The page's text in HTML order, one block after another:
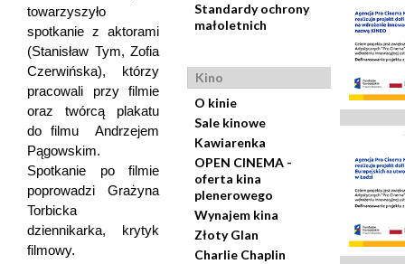
towarzyszyło
spotkanie z aktorami
(Stanisław Tym, Zofia
Czerwińska), którzy
pracowali przy filmie
oraz twórcą plakatu
do filmu  Andrzejem
Pągowskim.
Spotkanie po filmie
poprowadzi Grażyna
Torbicka 
dziennikarka, krytyk
filmowy.
Standardy ochrony
małoletnich
Kino
O kinie
Sale kinowe
Kawiarenka
OPEN CINEMA -
oferta kina
plenerowego
Wynajem kina
Złoty Glan
Charlie Chaplin